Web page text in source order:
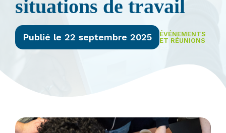
situations de travail
Publié le 22 septembre 2025
ÉVÉNEMENTS
ET RÉUNIONS